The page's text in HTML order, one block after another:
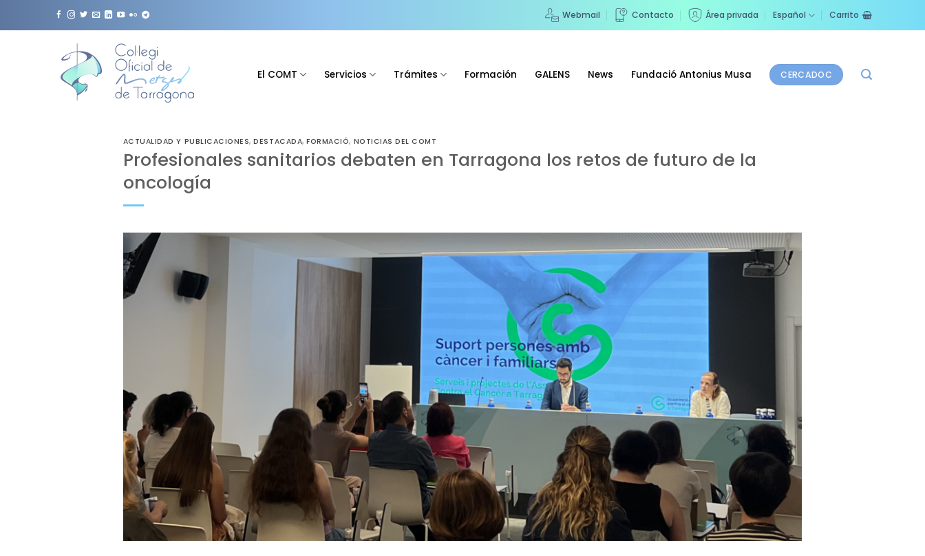
Webmail Contacto Área privada Español Carrito
El COMT Servicios Trámites Formación GALENS News Fundació Antonius Musa CERCADOC
ACTUALIDAD Y PUBLICACIONES,DESTACADA,FORMACIÓ, NOTICIAS DEL COMT
Profesionales sanitarios debaten en Tarragona los retos de futuro de la
oncología